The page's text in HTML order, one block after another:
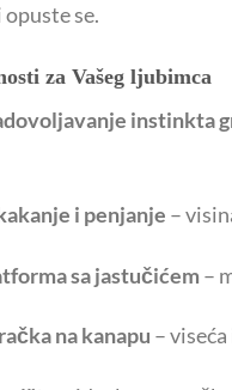
opuste se.
za Vašeg ljubimca
instinkta
i penjanje –
sa jastučićem –
na kanapu –